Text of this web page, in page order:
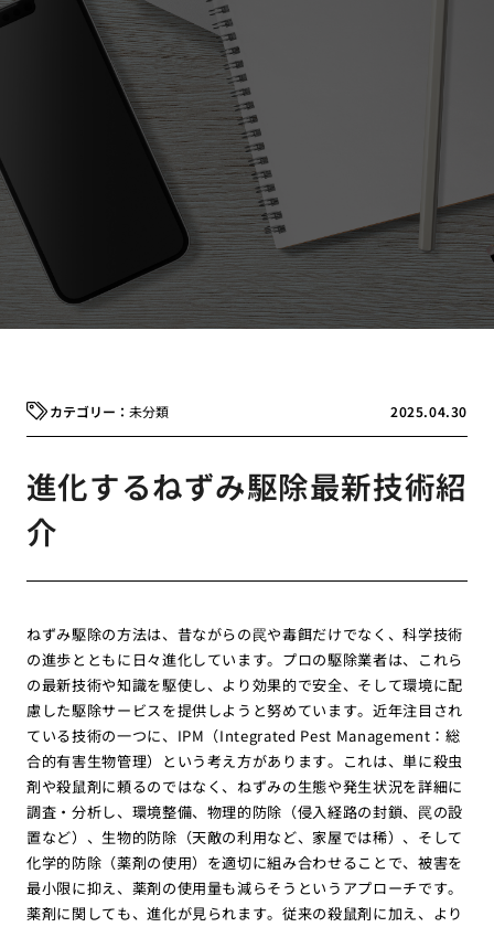
2025.04.30
未分類
進化するねずみ駆除最新技術紹
介
ねずみ駆除の方法は、昔ながらの罠や毒餌だけでなく、科学技術
の進歩とともに日々進化しています。プロの駆除業者は、これら
の最新技術や知識を駆使し、より効果的で安全、そして環境に配
慮した駆除サービスを提供しようと努めています。近年注目され
ている技術の一つに、IPM（Integrated Pest Management：総
合的有害生物管理）という考え方があります。これは、単に殺虫
剤や殺鼠剤に頼るのではなく、ねずみの生態や発生状況を詳細に
調査・分析し、環境整備、物理的防除（侵入経路の封鎖、罠の設
置など）、生物的防除（天敵の利用など、家屋では稀）、そして
化学的防除（薬剤の使用）を適切に組み合わせることで、被害を
最小限に抑え、薬剤の使用量も減らそうというアプローチです。
薬剤に関しても、進化が見られます。従来の殺鼠剤に加え、より